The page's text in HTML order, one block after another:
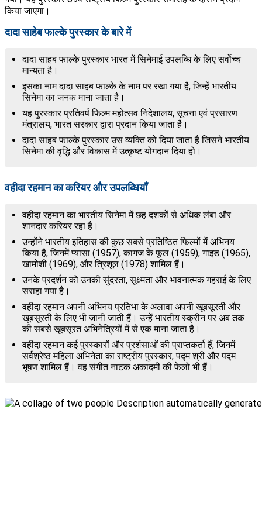
किया जाएगा।
दादा साहेब फाल्के पुरस्कार के बारे में
दादा साहब फाल्के पुरस्कार भारत में सिनेमाई उपलब्धि के लिए सर्वोच्च
मान्यता है।
इसका नाम दादा साहब फाल्के के नाम पर रखा गया है, जिन्हें भारतीय
सिनेमा का जनक माना जाता है।
यह पुरस्कार प्रतिवर्ष फिल्म महोत्सव निदेशालय, सूचना एवं प्रसारण
मंत्रालय, भारत सरकार द्वारा प्रदान किया जाता है।
दादा साहब फाल्के पुरस्कार उस व्यक्ति को दिया जाता है जिसने भारतीय
सिनेमा की वृद्धि और विकास में उत्कृष्ट योगदान दिया हो।
वहीदा रहमान का करियर और उपलब्धियाँ
वहीदा रहमान का भारतीय सिनेमा में छह दशकों से अधिक लंबा और
शानदार करियर रहा है।
उन्होंने भारतीय इतिहास की कुछ सबसे प्रतिष्ठित फिल्मों में अभिनय
किया है, जिनमें प्यासा (1957), कागज के फूल (1959), गाइड (1965),
खामोशी (1969), और त्रिशूल (1978) शामिल हैं।
उनके प्रदर्शन को उनकी सुंदरता, सूक्ष्मता और भावनात्मक गहराई के लिए
सराहा गया है।
वहीदा रहमान अपनी अभिनय प्रतिभा के अलावा अपनी खूबसूरती और
खूबसूरती के लिए भी जानी जाती हैं। उन्हें भारतीय स्क्रीन पर अब तक
की सबसे खूबसूरत अभिनेत्रियों में से एक माना जाता है।
वहीदा रहमान कई पुरस्कारों और प्रशंसाओं की प्राप्तकर्ता हैं, जिनमें
सर्वश्रेष्ठ महिला अभिनेता का राष्ट्रीय पुरस्कार, पद्म श्री और पद्म
भूषण शामिल हैं। वह संगीत नाटक अकादमी की फेलो भी हैं।